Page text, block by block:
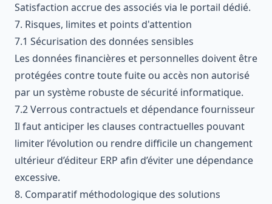
Satisfaction accrue des associés via le portail dédié.
7. Risques, limites et points d'attention
7.1 Sécurisation des données sensibles
Les données financières et personnelles doivent être
protégées contre toute fuite ou accès non autorisé
par un système robuste de sécurité informatique.
7.2 Verrous contractuels et dépendance fournisseur
Il faut anticiper les clauses contractuelles pouvant
limiter l’évolution ou rendre difficile un changement
ultérieur d’éditeur ERP afin d’éviter une dépendance
excessive.
8. Comparatif méthodologique des solutions